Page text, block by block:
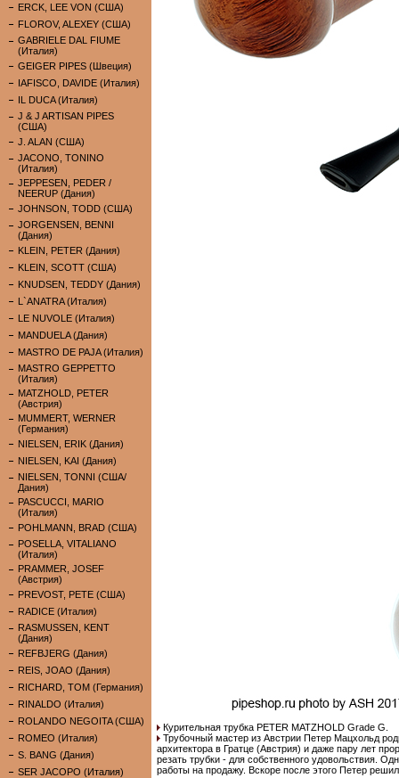
ERCK, LEE VON (США)
FLOROV, ALEXEY (США)
GABRIELE DAL FIUME
(Италия)
GEIGER PIPES (Швеция)
IAFISCO, DAVIDE (Италия)
IL DUCA (Италия)
J & J ARTISAN PIPES
(США)
J. ALAN (США)
JACONO, TONINO
(Италия)
JEPPESEN, PEDER /
NEERUP (Дания)
JOHNSON, TODD (США)
JORGENSEN, BENNI
(Дания)
KLEIN, PETER (Дания)
KLEIN, SCOTT (США)
KNUDSEN, TEDDY (Дания)
L`ANATRA (Италия)
LE NUVOLE (Италия)
MANDUELA (Дания)
MASTRO DE PAJA (Италия)
MASTRO GEPPETTO
(Италия)
MATZHOLD, PETER
(Австрия)
MUMMERT, WERNER
(Германия)
NIELSEN, ERIK (Дания)
NIELSEN, KAI (Дания)
NIELSEN, TONNI (США/
Дания)
PASCUCCI, MARIO
(Италия)
POHLMANN, BRAD (США)
POSELLA, VITALIANO
(Италия)
PRAMMER, JOSEF
(Австрия)
PREVOST, PETE (США)
RADICE (Италия)
RASMUSSEN, KENT
(Дания)
REFBJERG (Дания)
REIS, JOAO (Дания)
RICHARD, TOM (Германия)
RINALDO (Италия)
ROLANDO NEGOITA (США)
ROMEO (Италия)
S. BANG (Дания)
SER JACOPO (Италия)
Курительная трубка PETER MATZHOLD Grade G.
Трубочный мастер из Австрии Петер Мацхольд
архитектора в Гратце (Австрия) и даже пару лет
резать трубки - для собственного удовольствия.
работы на продажу. Вскоре после этого Петер